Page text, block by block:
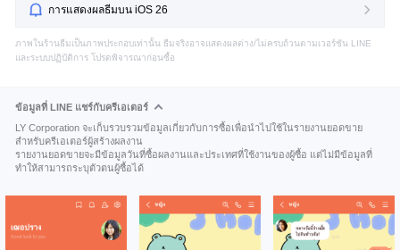
การแสดงผลธีมบน iOS 26
ภาพในร้านธีมเป็นภาพประกอบเท่านั้น ธีมจริงอาจแสดงผลต่าง/ไม่ครบถ้วนตามเวอร์ชัน LINE
และระบบปฏิบัติการ โปรดพิจารณาก่อนซื้อ
ข้อมูลที่ LINE แชร์กับครีเอเตอร์
LY Corporation จะเก็บรวบรวมข้อมูลเกี่ยวกับการซื้อเพื่อนำไปใช้ในรายงานยอดขาย
สำหรับครีเอเตอร์ผู้สร้างผลงาน
รายงานยอดขายจะมีข้อมูลวันที่ซื้อผลงานและประเทศที่ใช้งานของผู้ซื้อ แต่ไม่มีข้อมูลที่
ทำให้สามารถระบุตัวตนผู้ซื้อได้